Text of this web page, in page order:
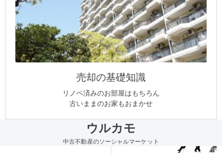
売却の基礎知識
リノベ済みのお部屋はもちろん
古いままのお家もおまかせ
ウルカモ
中古不動産のソーシャルマーケット